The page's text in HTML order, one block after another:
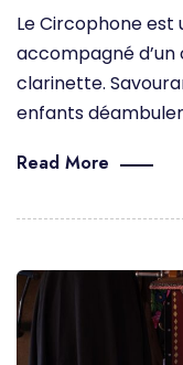
Le Circophone
accompagné d’un
clarinette.
enfants
Read More